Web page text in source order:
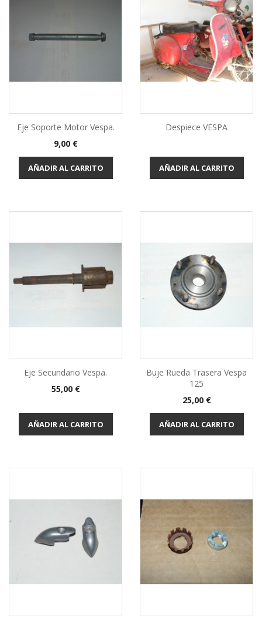
Eje Soporte Motor Vespa.
Precio
9,00 €
AÑADIR AL CARRITO
Despiece VESPA
AÑADIR AL CARRITO
Eje Secundario Vespa.
Precio
55,00 €
AÑADIR AL CARRITO
Buje Rueda Trasera Vespa
125
Precio
25,00 €
AÑADIR AL CARRITO